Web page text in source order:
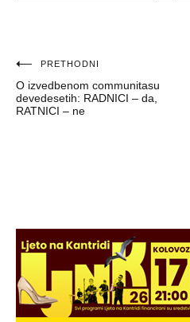
Navigacija
objava
PRETHODNI
O izvedbenom communitasu
devedesetih: RADNICI – da,
RATNICI – ne